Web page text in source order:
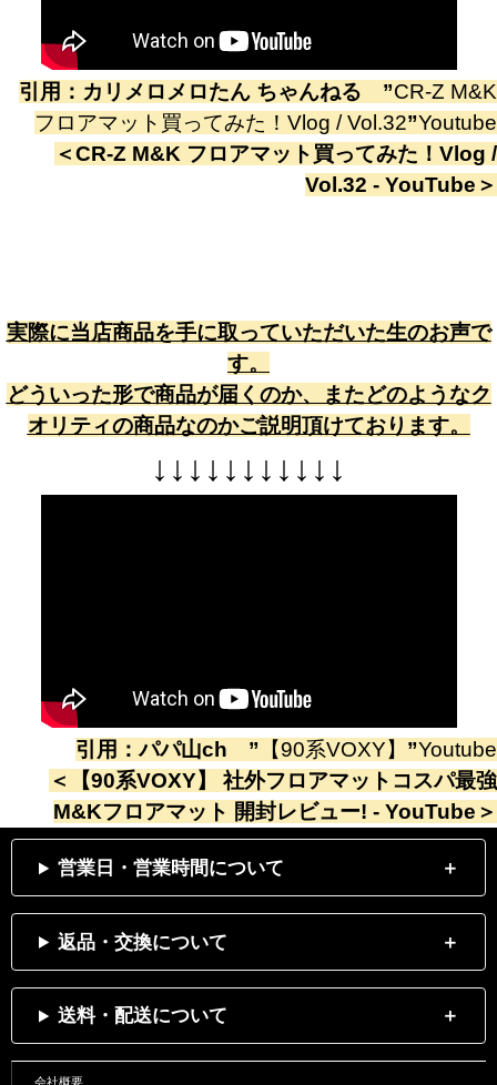
引用： カリメロメロたん ちゃんねる ”CR-Z M&K
フロアマット買ってみた！Vlog / Vol.32”Youtube
＜CR-Z M&K フロアマット買ってみた！Vlog /
Vol.32 - YouTube ＞
実際に当店商品を手に取っていただいた生のお声で
す。
どういった形で商品が届くのか、またどのようなク
オリティの商品なのかご説明頂けております。
↓ ↓ ↓ ↓ ↓ ↓ ↓ ↓ ↓ ↓ ↓
引用：パパ山ch ” 【90系VOXY】 ”Youtube
＜
【90系VOXY】 社外フロアマットコスパ最強
M&Kフロアマット 開封レビュー! - YouTube ＞
営業日・営業時間について
返品・交換について
送料・配送について
会社概要